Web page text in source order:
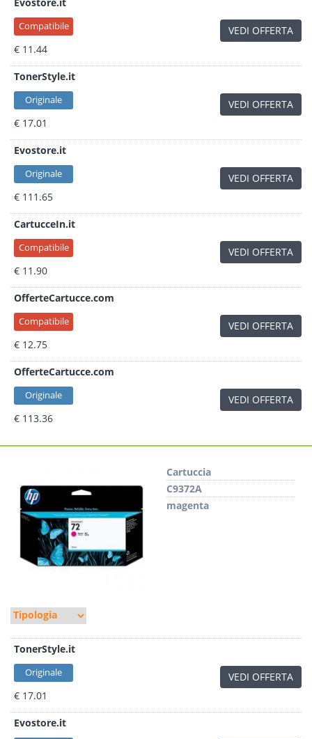
Compatibile
€ 11.44
VEDI OFFERTA
TonerStyle.it
Originale
€ 17.01
VEDI OFFERTA
Evostore.it
Originale
€ 111.65
VEDI OFFERTA
CartucceIn.it
Compatibile
€ 11.90
VEDI OFFERTA
OfferteCartucce.com
Compatibile
€ 12.75
VEDI OFFERTA
OfferteCartucce.com
Originale
€ 113.36
VEDI OFFERTA
Cartuccia
C9372A
magenta
TonerStyle.it
Originale
€ 17.01
VEDI OFFERTA
Evostore.it